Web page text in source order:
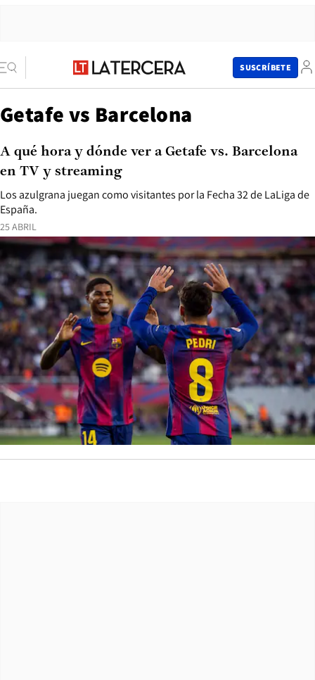
SUSCRÍBETE
Getafe vs Barcelona
25 ABRIL
Los azulgrana juegan como visitantes por la Fecha 32 de LaLiga de
España.
A qué hora y dónde ver a Getafe vs. Barcelona
en TV y streaming